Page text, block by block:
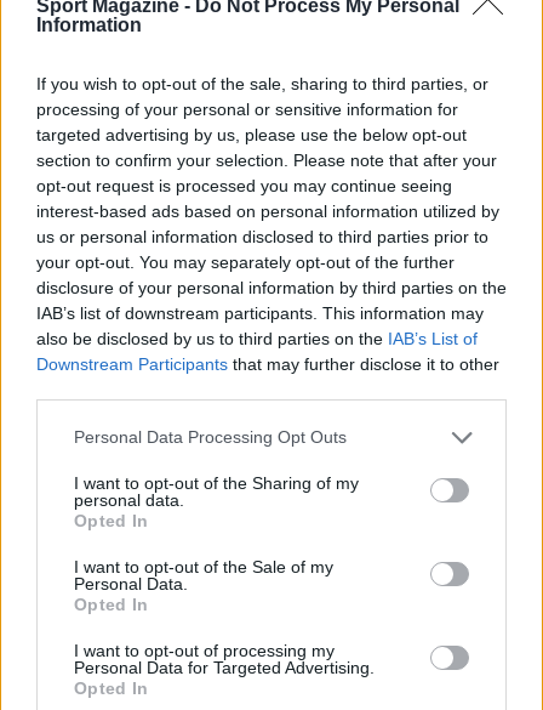
Sport Magazine - Do Not Process My Personal
Information
If you wish to opt-out of the sale, sharing to third parties, or
processing of your personal or sensitive information for
targeted advertising by us, please use the below opt-out
section to confirm your selection. Please note that after your
opt-out request is processed you may continue seeing
interest-based ads based on personal information utilized by
us or personal information disclosed to third parties prior to
your opt-out. You may separately opt-out of the further
disclosure of your personal information by third parties on the
IAB’s list of downstream participants. This information may
also be disclosed by us to third parties on the IAB’s List of
Downstream Participants that may further disclose it to other
Please note that this website/app uses one or more Google
not limited to your visit or usage behaviour. You may click to
grant or deny consent to Google and its third-party tags to
use your data for below specified purposes in below Google
consent section.
Personal Data Processing Opt Outs
I want to opt-out of the Sharing of my
personal data.
Opted In
I want to opt-out of the Sale of my
Personal Data.
Opted In
I want to opt-out of processing my
Personal Data for Targeted Advertising.
Opted In
Napoli-Osasuna 2-1: la cronaca dettagliata
dell’amichevole del 5 agosto 2026
Ilaria Mauri · 5 Ago 2026
CALCIO
Milwaukee Brewers: la prima squadra MLB a
raggiungere le 70 vittorie nella stagione 2026